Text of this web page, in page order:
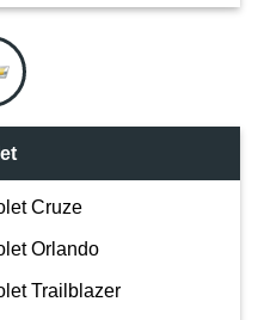
Cruze
Orlando
Trailblazer